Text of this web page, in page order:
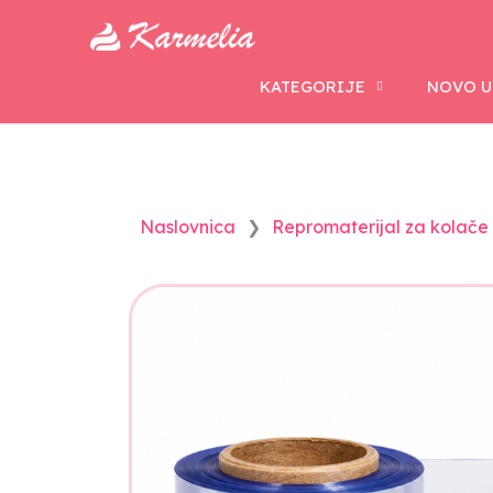
KATEGORIJE NOVO
Naslovnica Repromaterijal za